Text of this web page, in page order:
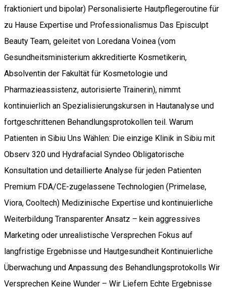
fraktioniert und bipolar) Personalisierte Hautpflegeroutine für
zu Hause Expertise und Professionalismus Das Episculpt
Beauty Team, geleitet von Loredana Voinea (vom
Gesundheitsministerium akkreditierte Kosmetikerin,
Absolventin der Fakultät für Kosmetologie und
Pharmazieassistenz, autorisierte Trainerin), nimmt
kontinuierlich an Spezialisierungskursen in Hautanalyse und
fortgeschrittenen Behandlungsprotokollen teil. Warum
Patienten in Sibiu Uns Wählen: Die einzige Klinik in Sibiu mit
Observ 320 und Hydrafacial Syndeo Obligatorische
Konsultation und detaillierte Analyse für jeden Patienten
Premium FDA/CE-zugelassene Technologien (Primelase,
Viora, Cooltech) Medizinische Expertise und kontinuierliche
Weiterbildung Transparenter Ansatz – kein aggressives
Marketing oder unrealistische Versprechen Fokus auf
langfristige Ergebnisse und Hautgesundheit Kontinuierliche
Überwachung und Anpassung des Behandlungsprotokolls Wir
Versprechen Keine Wunder – Wir Liefern Echte Ergebnisse